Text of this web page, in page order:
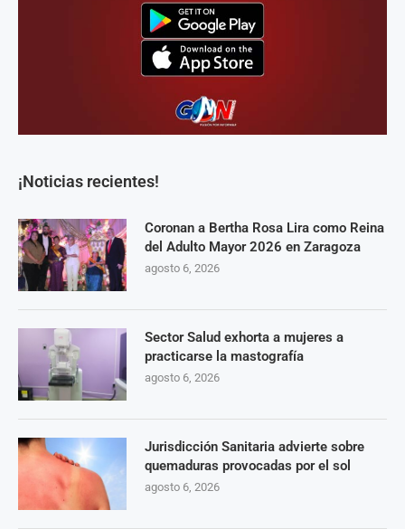
¡Noticias recientes!
Coronan a Bertha Rosa Lira como Reina
del Adulto Mayor 2026 en Zaragoza
agosto 6, 2026
Sector Salud exhorta a mujeres a
practicarse la mastografía
agosto 6, 2026
Jurisdicción Sanitaria advierte sobre
quemaduras provocadas por el sol
agosto 6, 2026